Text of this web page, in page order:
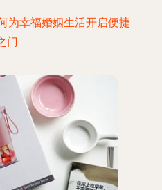
为幸福婚姻生活开启便捷
门